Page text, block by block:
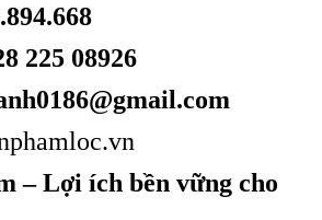
225 08926
– Lợi ích bền vững cho